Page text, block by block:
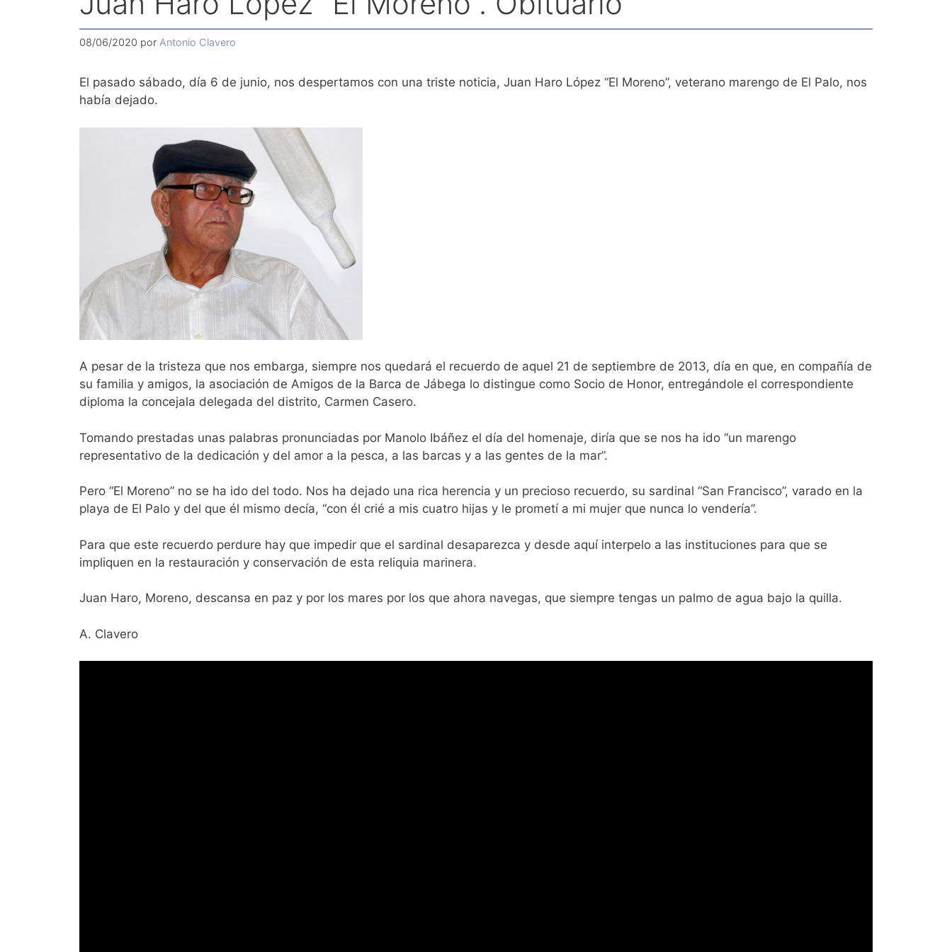
08/06/2020 por Antonio Clavero
El pasado sábado, día 6 de junio, nos despertamos con una triste noticia, Juan Haro López “El Moreno”, veterano marengo de El Palo, nos
había dejado.
A pesar de la tristeza que nos embarga, siempre nos quedará el recuerdo de aquel 21 de septiembre de 2013, día en que, en compañía de
su familia y amigos, la asociación de Amigos de la Barca de Jábega lo distingue como Socio de Honor, entregándole el correspondiente
diploma la concejala delegada del distrito, Carmen Casero.
Tomando prestadas unas palabras pronunciadas por Manolo Ibáñez el día del homenaje, diría que se nos ha ido “un marengo
representativo de la dedicación y del amor a la pesca, a las barcas y a las gentes de la mar”.
Pero “El Moreno” no se ha ido del todo. Nos ha dejado una rica herencia y un precioso recuerdo, su sardinal “San Francisco”, varado en la
playa de El Palo y del que él mismo decía, “con él crié a mis cuatro hijas y le prometí a mi mujer que nunca lo vendería”.
Para que este recuerdo perdure hay que impedir que el sardinal desaparezca y desde aquí interpelo a las instituciones para que se
impliquen en la restauración y conservación de esta reliquia marinera.
Juan Haro, Moreno, descansa en paz y por los mares por los que ahora navegas, que siempre tengas un palmo de agua bajo la quilla.
A. Clavero